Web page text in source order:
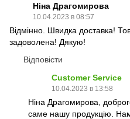
Ніна Драгомирова
10.04.2023 в 08:57
Відмінно. Швидка доставка!
задоволена! Дякую!
Відповісти
Customer Service
10.04.2023 в 13:58
Ніна Драгомирова,
саме нашу продукцію.